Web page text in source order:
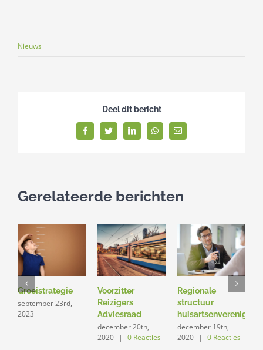
Nieuws
Deel dit bericht
FacebookTwitterLinkedInWhatsApp
E-
mail
Gerelateerde berichten
Groeistrategie
september 23rd,
2023
Voorzitter
Reizigers
Adviesraad
december 20th,
2020
| 0 Reacties
Regionale
structuur
huisartsenvereniging
december 19th,
2020
| 0 Reacties